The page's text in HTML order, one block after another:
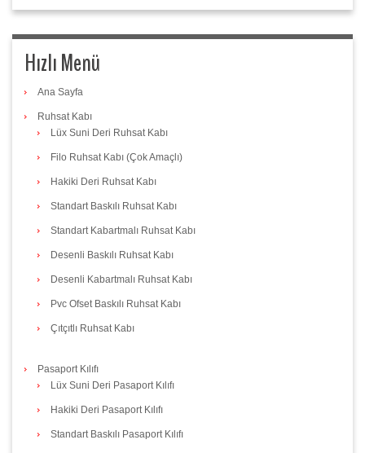
Hızlı Menü
Ana Sayfa
Ruhsat Kabı
Lüx Suni Deri Ruhsat Kabı
Filo Ruhsat Kabı (Çok Amaçlı)
Hakiki Deri Ruhsat Kabı
Standart Baskılı Ruhsat Kabı
Standart Kabartmalı Ruhsat Kabı
Desenli Baskılı Ruhsat Kabı
Desenli Kabartmalı Ruhsat Kabı
Pvc Ofset Baskılı Ruhsat Kabı
Çıtçıtlı Ruhsat Kabı
Pasaport Kılıfı
Lüx Suni Deri Pasaport Kılıfı
Hakiki Deri Pasaport Kılıfı
Standart Baskılı Pasaport Kılıfı